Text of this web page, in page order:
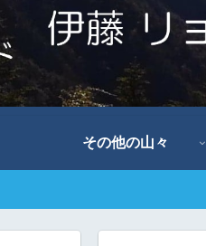
その他の山々